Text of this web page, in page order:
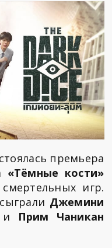
премьера
«Тёмные кости»
игр.
Джемини
и Прим Чаникан